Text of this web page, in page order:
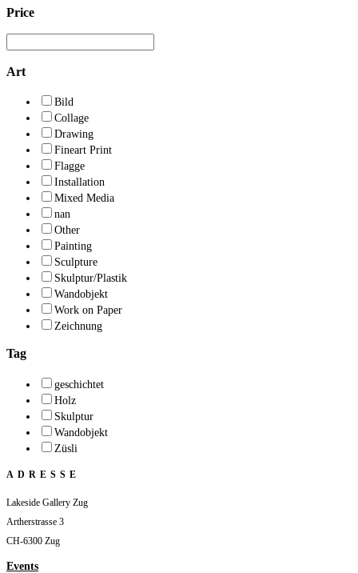
Price
Art
Bild
Collage
Drawing
Fineart Print
Flagge
Installation
Mixed Media
nan
Other
Painting
Sculpture
Skulptur/Plastik
Wandobjekt
Work on Paper
Zeichnung
Tag
geschichtet
Holz
Skulptur
Wandobjekt
Züsli
ADRESSE
Lakeside Gallery Zug
Artherstrasse 3
CH-6300 Zug
Events